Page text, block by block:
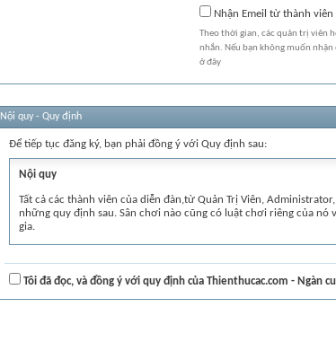
Nhận Emeil từ thành viên
Theo thời gian, các quản trị viên
nhắn. Nếu bạn không muốn
ở đây
Nội quy - Quy định
Để tiếp tục đăng ký, bạn phải đồng ý với Quy định sau:
Nội quy
Tất cả các thành viên của diễn đàn,từ Quản Trị Viên,
những quy định sau. Sân chơi nào cũng có luật chơi riêng của
gia.
với", "Admin ơi", v.v... Những bài viết này sẽ được biên tập lại
nhắc nhở nhiều lần thì các bài viết về sau sẽ bị xóa hoặc thành
2) Để hỏi hoặc đặt vấn đề thảo luận, bạn nên ghi tiêu đề cụ thể
xem bài viết. Ghi tiêu đề cụ thể sẽ giúp cho bạn được trả lời câu
Tôi đã đọc, và đồng ý với quy định của Thienthucac.com - Ngàn